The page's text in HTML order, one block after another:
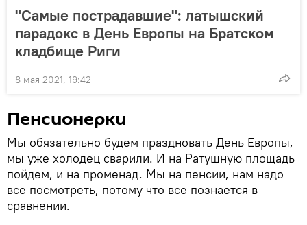
"Самые пострадавшие": латышский
парадокс в День Европы на Братском
кладбище Риги
8 мая 2021, 19:42
Пенсионерки
Мы обязательно будем праздновать День Европы,
мы уже холодец сварили. И на Ратушную площадь
пойдем, и на променад. Мы на пенсии, нам надо
все посмотреть, потому что все познается в
сравнении.